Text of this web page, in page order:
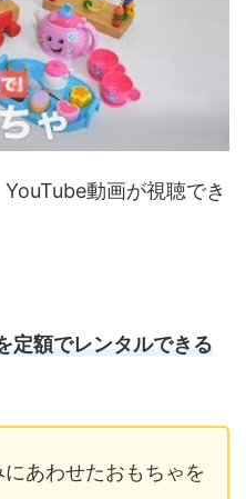
動画が視聴でき
定額でレンタルできる
あわせたおもちゃを